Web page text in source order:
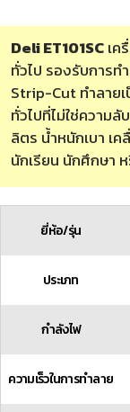
Deli ET101SCเค
ทั่วไป รองรับการท
Strip-Cut ทำลายเ
ทั่วไปที่ไม่ใช่ความ
ลิตร น้ำหนักเบา เ
นักเรียน นักศึกษา
ยี่ห้อ/รุ่น
ประเภท
กำลังไฟ
ความเร็วในการทำลาย